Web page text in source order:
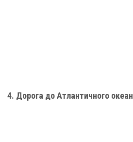
4. Дорога до Атлантичного